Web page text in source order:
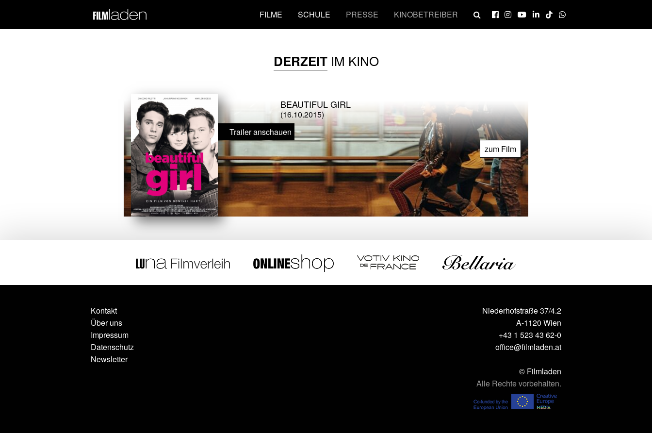
FILME SCHULE PRESSE KINOBETREIBER
DERZEITIM KINO
BEAUTIFUL GIRL
(16.10.2015)
Trailer anschauen
zum Film
Kontakt
Über uns
Impressum
Datenschutz
Newsletter
Niederhofstraße 37/4.2
A-1120 Wien
+43 1 523 43 62-0
office@filmladen.at
© Filmladen
Alle Rechte vorbehalten.